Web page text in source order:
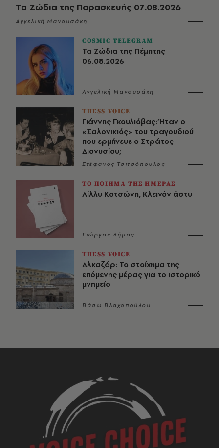
Τα Ζώδια της Παρασκευής 07.08.2026
Αγγελική Μανουσάκη
COSMIC TELEGRAM
Τα Ζώδια της Πέμπτης
06.08.2026
Αγγελική Μανουσάκη
THESS VOICE
Γιάννης Γκουλιόβας: Ήταν ο
«Σαλονικιός» του τραγουδιού
που ερμήνευε ο Στράτος
Διονυσίου;
Στέφανος Τσιτσόπουλος
ΤΟ ΠΟΙΗΜΑ ΤΗΣ ΗΜΕΡΑΣ
Λίλλυ Κοτσώνη, Κλεινόν άστυ
Γιώργος Δήμος
THESS VOICE
Αλκαζάρ: Το στοίχημα της
επόμενης μέρας για το ιστορικό
μνημείο
Βάσω Βλαχοπούλου